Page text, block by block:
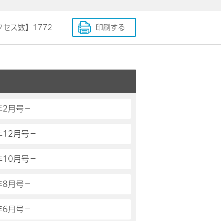
セス数】 1772 印刷する
月号－
12月号－
10月号－
月号－
月号－